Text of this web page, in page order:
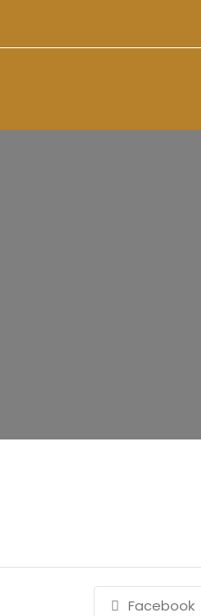
Facebook